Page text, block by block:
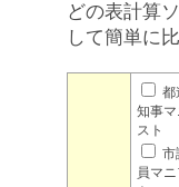
どの表計算
して簡単に
都
知事
スト
市
員マ